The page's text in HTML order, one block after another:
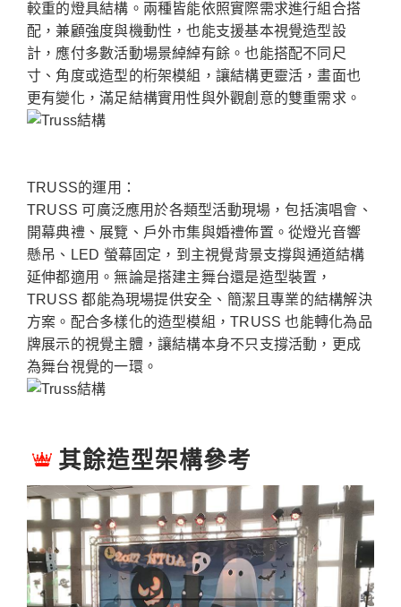
較重的燈具結構。兩種皆能依照實際需求進行組合搭
配，兼顧強度與機動性，也能支援基本視覺造型設
計，應付多數活動場景綽綽有餘。也能搭配不同尺
寸、角度或造型的桁架模組，讓結構更靈活，畫面也
更有變化，滿足結構實用性與外觀創意的雙重需求。
TRUSS的運用：
TRUSS 可廣泛應用於各類型活動現場，包括演唱會、
開幕典禮、展覽、戶外市集與婚禮佈置。從燈光音響
懸吊、LED 螢幕固定，到主視覺背景支撐與通道結構
延伸都適用。無論是搭建主舞台還是造型裝置，
TRUSS 都能為現場提供安全、簡潔且專業的結構解決
方案。配合多樣化的造型模組，TRUSS 也能轉化為品
牌展示的視覺主體，讓結構本身不只支撐活動，更成
為舞台視覺的一環。
其餘造型架構參考